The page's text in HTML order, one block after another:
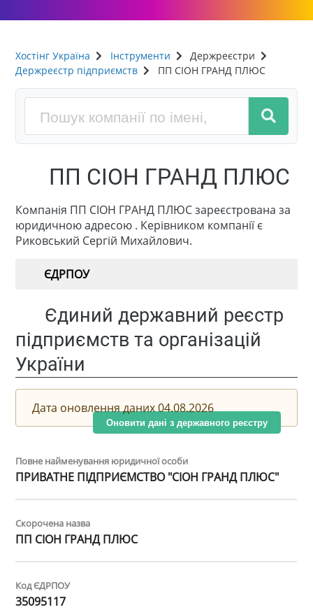
Хостінг Україна Інструменти
Держреєстри
Держреєстр підприємств
ПП СІОН ГРАНД ПЛЮС
ПП СІОН ГРАНД ПЛЮС
Компанія ПП СІОН ГРАНД ПЛЮС зареєстрована за
юридичною адресою . Керівником компанії є
Риковський Сергій Михайлович.
ЄДРПОУ
Єдиний державний реєстр
підприємств та організацій
України
Дата оновлення даних 04.08.2026
Оновити дані з державного реєстру
Повне найменування юридичної особи
ПРИВАТНЕ ПІДПРИЄМСТВО "СІОН ГРАНД ПЛЮС"
Скорочена назва
ПП СІОН ГРАНД ПЛЮС
Код ЄДРПОУ
35095117